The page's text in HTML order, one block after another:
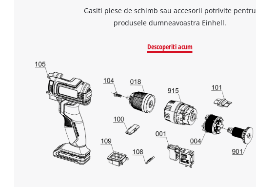
Gasiti piese de schimb sau accesorii potrivite pentru
produsele dumneavoastra Einhell.
Descoperiti acum